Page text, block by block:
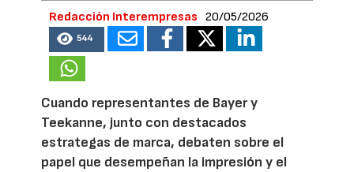
Redacción Interempresas 20/05/2026
544
Cuando representantes de Bayer y
Teekanne, junto con destacados
estrategas de marca, debaten sobre el
papel que desempeñan la impresión y el